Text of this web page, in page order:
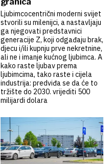
Ljubimcocentrični moderni svijet
stvorili su milenijci, a nastavljaju
ga njegovati predstavnici
generacije Z, koji odgađaju brak,
djecu i/ili kupnju prve nekretnine,
ali ne i imanje kućnog ljubimca. A
kako raste ljubav prema
ljubimcima, tako raste i cijela
industrija: predviđa se da će to
tržište do 2030. vrijediti 500
milijardi dolara